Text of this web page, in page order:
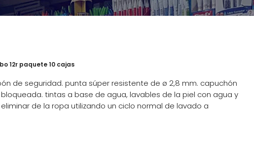
12r paquete 10 cajas
de seguridad. punta súper resistente de ø 2,8 mm. capuchón
tintas a base de agua, lavables de la piel con agua y
de la ropa utilizando un ciclo normal de lavado a